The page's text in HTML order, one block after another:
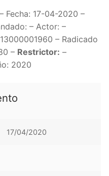
Fecha: 17-04-2020 –
– Actor: –
– Radicado
– Restrictor: –
2020
17/04/2020